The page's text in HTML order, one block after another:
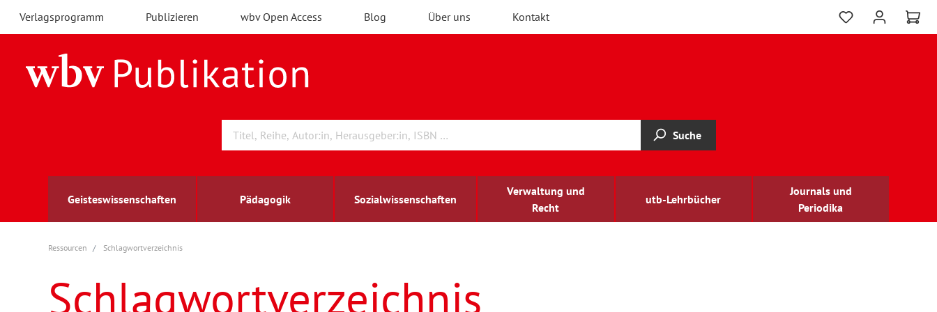
Verlagsprogramm Publizieren wbv Open Access Blog Über uns Kontakt
Suche
Geisteswissenschaften Pädagogik Sozialwissenschaften
Verwaltung und
Recht
utb-Lehrbücher
Journals und
Periodika
Archäologie
Berufs- und Wirtschaftspädagogik
Arbeitsmarktforschung
Außenwirtschaft
berufsbildung
Ressourcen Schlagwortverzeichnis
Schlagwortverzeichnis